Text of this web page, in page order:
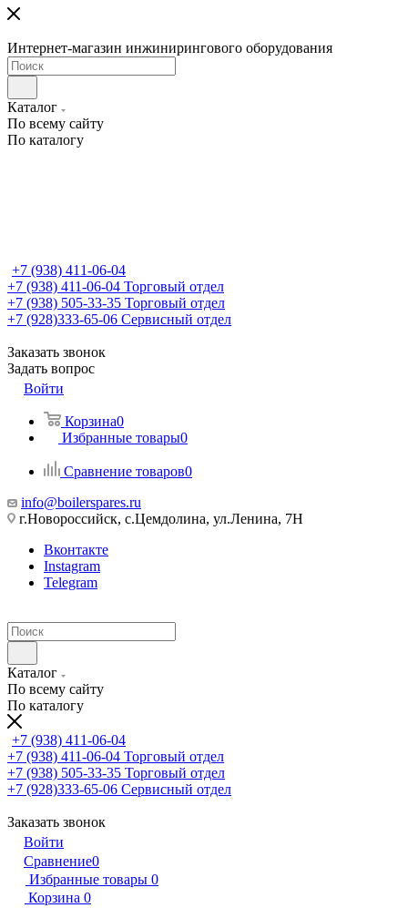
Интернет-магазин инжинирингового оборудования
Каталог
По всему сайту
По каталогу
+7 (938) 411-06-04
+7 (938) 411-06-04 Торговый отдел
+7 (938) 505-33-35 Торговый отдел
+7 (928)333-65-06 Сервисный отдел
Заказать звонок
Задать вопрос
Войти
Корзина0
Избранные товары0
Сравнение товаров0
info@boilerspares.ru
г.Новороссийск, с.Цемдолина, ул.Ленина, 7Н
Вконтакте
Instagram
Telegram
Каталог
По всему сайту
По каталогу
+7 (938) 411-06-04
+7 (938) 411-06-04 Торговый отдел
+7 (938) 505-33-35 Торговый отдел
+7 (928)333-65-06 Сервисный отдел
Заказать звонок
Войти
Сравнение0
Избранные товары 0
Корзина 0